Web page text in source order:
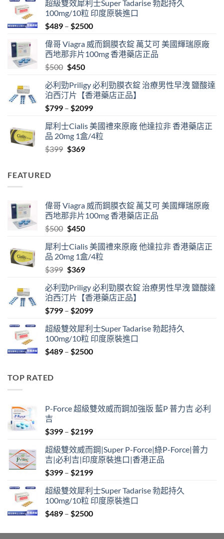
超級雙效犀利士Super Tadarise 勃起持久
100mg/10粒 印度原裝進口
$489 – $2500Price
$489
through
偉哥 Viagra 威而鋼膜衣錠 萬艾可 美國輝瑞原廠
西地那非片100mg 香港藥店正品
$500 Original
was:
$500.
$450Current
is:
$450.
必利勁Priligy 必利勁膜衣錠 治療男性早洩 鹽酸達
泊西汀片【香港藥店正品】
$799 – $2099Price
$799
through
犀利士Cialis 美國禮來原廠 他達拉非 香港藥店正
品 20mg 1盒/4粒
$399 Original
$369Current
FEATURED
偉哥 Viagra 威而鋼膜衣錠 萬艾可 美國輝瑞原廠
西地那非片100mg 香港藥店正品
$500 Original
was:
$500.
$450Current
is:
$450.
犀利士Cialis 美國禮來原廠 他達拉非 香港藥店正
品 20mg 1盒/4粒
$399 Original
was:
$399.
$369Current
is:
$369.
必利勁Priligy 必利勁膜衣錠 治療男性早洩 鹽酸達
泊西汀片【香港藥店正品】
$799 – $2099Price
$799
through
$2099
超級雙效犀利士Super Tadarise 勃起持久
100mg/10粒 印度原裝進口
$489 – $2500Price
TOP RATED
P-Force 超級雙效威而鋼加強版 藍P 普力吉 必利
吉
$399 – $2199Price
$399
through
$2199
超級雙效威而鋼|Super P-Force|綠P-Force|普力
吉|必利吉|印度原裝進口|香港正品
$399 – $2199Price
$399
through
$2199
超級雙效犀利士Super Tadarise 勃起持久
100mg/10粒 印度原裝進口
$489 – $2500Price
$489